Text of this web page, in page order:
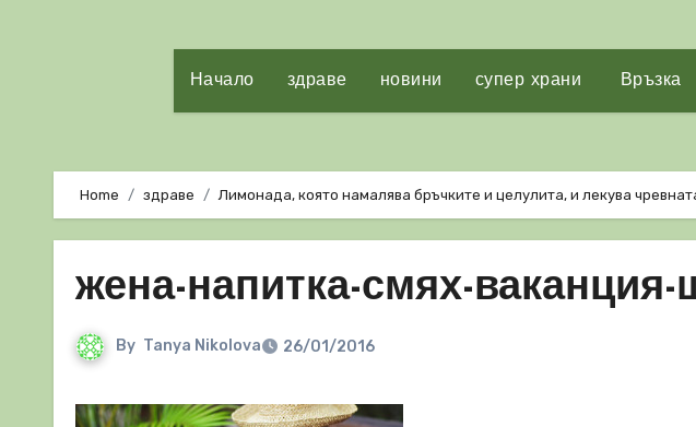
Начало здраве новини супер храни Връзка
Home здраве Лимонада, която намалява бръчките и целулита, и лекува
жена-напитка-смях-ваканция-
By Tanya Nikolova 26/01/2016